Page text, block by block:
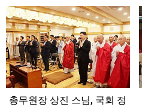
총무원장 상진 스님, 국회 정